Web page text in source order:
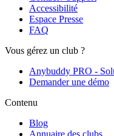
Accessibilité
Espace Presse
FAQ
Vous gérez un club ?
Anybuddy PRO -
Demander une démo
Contenu
Blog